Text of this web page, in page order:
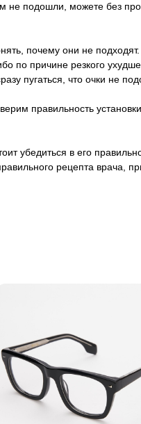
не подошли, можете без
почему они не
по причине резкого
пугаться, что очки не
правильность
убедиться в его
рецепта врача,